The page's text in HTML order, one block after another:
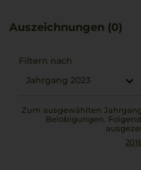
Der Erzeuger Castel Firmian
aromatische Frische mit
geschmorte Textur die
Auszeichnungen (0)
Filtern nach
Jahrgang 2023
Zum ausgewählten
Belobigungen.